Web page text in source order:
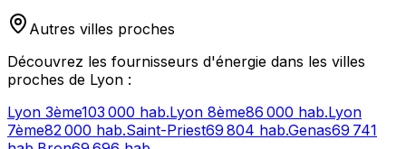
Autres villes proches
Découvrez les fournisseurs d'énergie dans les villes
proches de Lyon :
Lyon 3ème103 000 hab.Lyon 8ème86 000 hab.Lyon
7ème82 000 hab.Saint-Priest69 804 hab.Genas69 741